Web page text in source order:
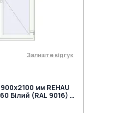
Залиште відгук
900x2100 мм REHAU
Білий (RAL 9016) з